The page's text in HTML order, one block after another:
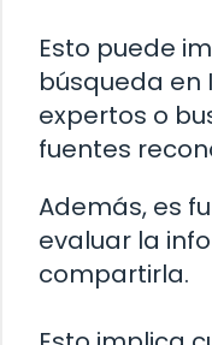
Esto puede
búsqueda en
expertos o
fuentes
Además, es
evaluar la
compartirla.